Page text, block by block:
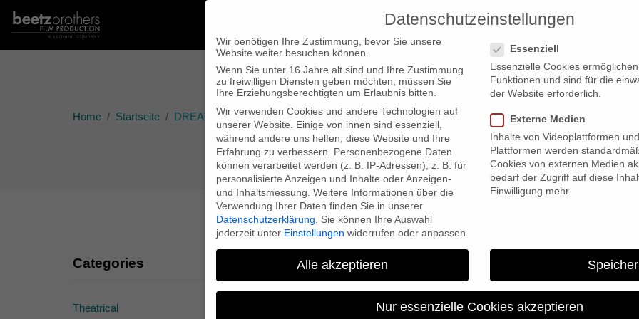
PRODUCTIONS
Home Startseite DREAM BOAT feiert Weltpremiere auf der Berlinale
DREAM BOAT feiert
Categories
Theatrical
Datenschutzeinstellungen
Wir benötigen Ihre Zustimmung, bevor Sie unsere
Website weiter besuchen können.
Wenn Sie unter 16 Jahre alt sind und Ihre Zustimmung
zu freiwilligen Diensten geben möchten, müssen Sie
Ihre Erziehungsberechtigten um Erlaubnis bitten.
Wir verwenden Cookies und andere Technologien auf
unserer Website. Einige von ihnen sind essenziell,
während andere uns helfen, diese Website und Ihre
Erfahrung zu verbessern.
Personenbezogene Daten
können verarbeitet werden (z. B. IP-Adressen), z. B. für
personalisierte Anzeigen und Inhalte oder Anzeigen-
und Inhaltsmessung. Weitere Informationen über die
Verwendung Ihrer Daten finden Sie in unserer
Datenschutzerklärung
Sie können Ihre Auswahl
jederzeit unter Einstellungen widerrufen oder anpassen.
Essenziell
Essenzielle Cookies
Funktionen und sind für die
der Website erforderlich.
Externe Medien
Inhalte von Videoplattformen
Plattformen werden
Cookies von externen Medien
bedarf der Zugriff auf diese
Einwilligung mehr.
Alle akzeptieren
Nur essenzielle Cookies akzeptieren